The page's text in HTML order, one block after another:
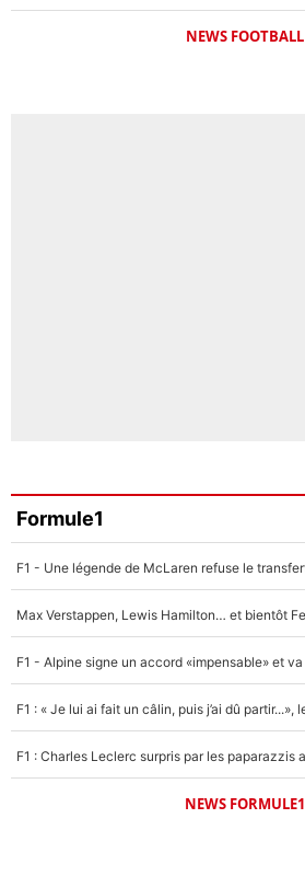
NEWS FOOTBALL
Formule1
NEWS FORMULE1